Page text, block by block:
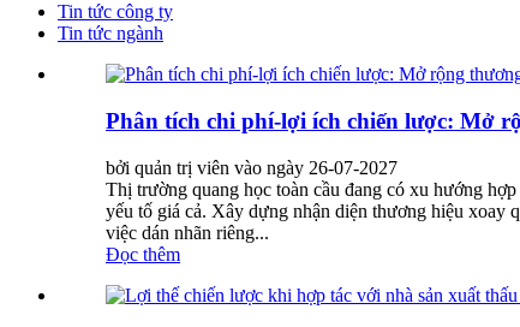
Tin tức công ty
Tin tức ngành
Phân tích chi phí-lợi ích chiến lược: Mở
bởi quản trị viên vào ngày 26-07-2027
Thị trường quang học toàn cầu đang có xu hướng
yếu tố giá cả. Xây dựng nhận diện thương hiệu xoay
việc dán nhãn riêng...
Đọc thêm